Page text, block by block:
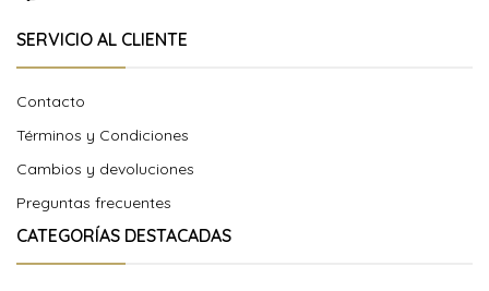
SERVICIO AL CLIENTE
Contacto
Términos y Condiciones
Cambios y devoluciones
Preguntas frecuentes
CATEGORÍAS DESTACADAS